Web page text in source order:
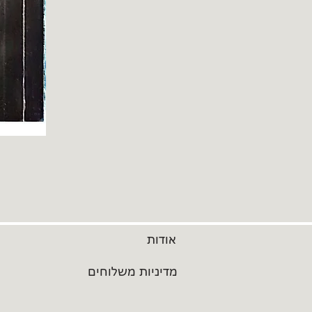
אודות
מדיניות משלוחים